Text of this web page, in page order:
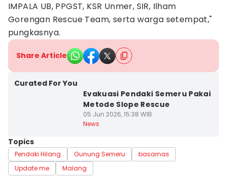
IMPALA UB, PPGST, KSR Unmer, SIR, Ilham
Gorengan Rescue Team, serta warga setempat,"
pungkasnya.
Share Article
Curated For You
Evakuasi Pendaki Semeru Pakai
Metode Slope Rescue
05 Jun 2026, 15:38 WIB
News
Topics
Pendaki Hilang Gunung Semeru
basarnas
Update me
Malang